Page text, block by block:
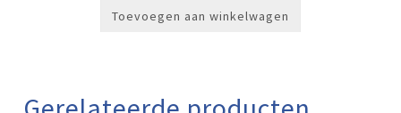
Toevoegen aan winkelwagen